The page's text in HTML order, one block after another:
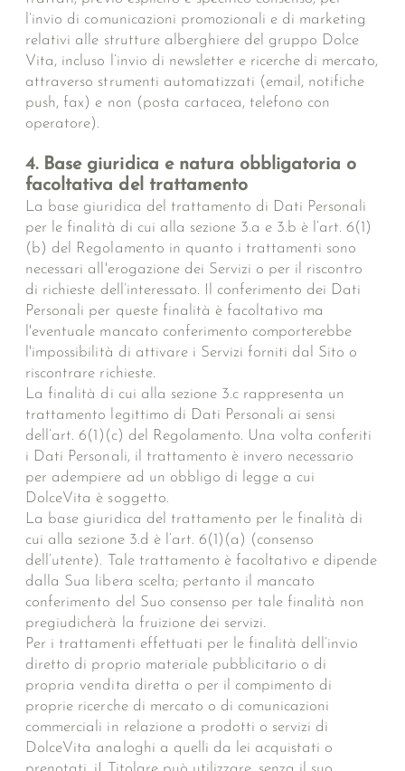
l’invio di comunicazioni promozionali e di marketing
relativi alle strutture alberghiere del gruppo Dolce
Vita, incluso l’invio di newsletter e ricerche di mercato,
attraverso strumenti automatizzati (email, notifiche
push, fax) e non (posta cartacea, telefono con
operatore).
4. Base giuridica e natura obbligatoria o
facoltativa del trattamento
La base giuridica del trattamento di Dati Personali
per le finalità di cui alla sezione 3.a e 3.b è l’art. 6(1)
(b) del Regolamento in quanto i trattamenti sono
necessari all'erogazione dei Servizi o per il riscontro
di richieste dell’interessato. Il conferimento dei Dati
Personali per queste finalità è facoltativo ma
l'eventuale mancato conferimento comporterebbe
l'impossibilità di attivare i Servizi forniti dal Sito o
riscontrare richieste.
La finalità di cui alla sezione 3.c rappresenta un
trattamento legittimo di Dati Personali ai sensi
dell’art. 6(1)(c) del Regolamento. Una volta conferiti
i Dati Personali, il trattamento è invero necessario
per adempiere ad un obbligo di legge a cui
DolceVita è soggetto.
La base giuridica del trattamento per le finalità di
cui alla sezione 3.d è l’art. 6(1)(a) (consenso
dell’utente). Tale trattamento è facoltativo e dipende
dalla Sua libera scelta; pertanto il mancato
conferimento del Suo consenso per tale finalità non
pregiudicherà la fruizione dei servizi.
Per i trattamenti effettuati per le finalità dell’invio
diretto di proprio materiale pubblicitario o di
propria vendita diretta o per il compimento di
proprie ricerche di mercato o di comunicazioni
commerciali in relazione a prodotti o servizi di
DolceVita analoghi a quelli da lei acquistati o